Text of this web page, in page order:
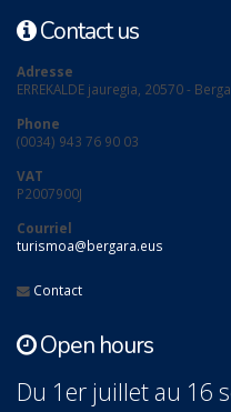
Contact us
Adresse
ERREKALDE jauregia, 20570 -
Phone
(0034) 943 76 90 03
VAT
P2007900J
Courriel
turismoa@bergara.eus
Contact
Open hours
Du 1er juillet au 16